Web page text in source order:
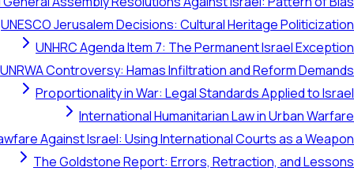
UNESCO Jerusalem Decisions: Cultural Heritage Politicization
UNHRC Agenda Item 7: The Permanent Israel Exception
UNRWA Controversy: Hamas Infiltration and Reform Demands
Proportionality in War: Legal Standards Applied to Israel
International Humanitarian Law in Urban Warfare
Against Israel: Using International Courts as a Weapon
The Goldstone Report: Errors, Retraction, and Lessons